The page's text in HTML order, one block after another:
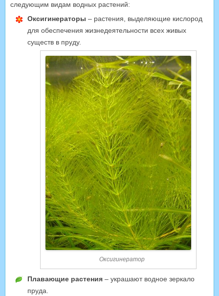
следующим видам водных растений:
Оксигинераторы – растения, выделяющие кислород
для обеспечения жизнедеятельности всех живых
существ в пруду.
Оксигинератор
Плавающие растения – украшают водное зеркало
пруда.